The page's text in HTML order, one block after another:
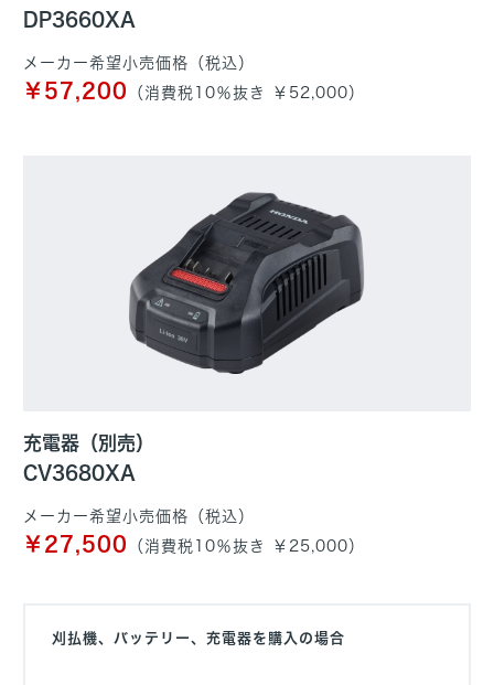
DP3660XA
メーカー希望小売価格（税込）
￥57,200 （消費税10％抜き ￥52,000）
充電器（別売）
CV3680XA
メーカー希望小売価格（税込）
￥27,500 （消費税10％抜き ￥25,000）
刈払機、バッテリー、充電器を購入の場合